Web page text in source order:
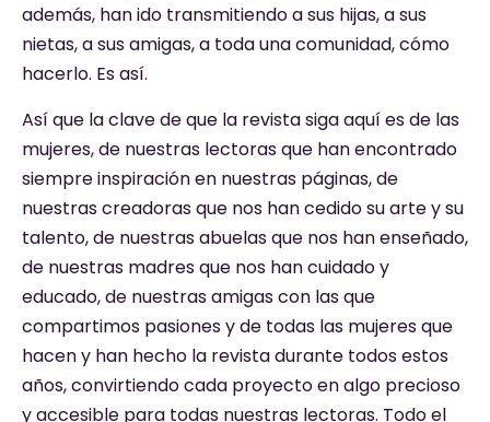
además, han ido transmitiendo a sus hijas, a sus
nietas, a sus amigas, a toda una comunidad, cómo
hacerlo. Es así.
Así que la clave de que la revista siga aquí es de las
mujeres, de nuestras lectoras que han encontrado
siempre inspiración en nuestras páginas, de
nuestras creadoras que nos han cedido su arte y su
talento, de nuestras abuelas que nos han enseñado,
de nuestras madres que nos han cuidado y
educado, de nuestras amigas con las que
compartimos pasiones y de todas las mujeres que
hacen y han hecho la revista durante todos estos
años, convirtiendo cada proyecto en algo precioso
y accesible para todas nuestras lectoras. Todo el